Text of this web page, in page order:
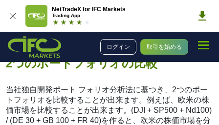
NetTradeX for IFC Markets
Trading App
ログイン 取引を始める
取引 合併商品の使用に関する応用教材 2つのポートフォリオの比較
2つのポートフォリオの比較
当社独自開発ポート フォリオ分析法に基つき、2つのポー
トフォリオを比較することが出来ます。例えば、欧米の株
価市場を比較することが出来ます。(DJI + SP500 + Nd100)
/ (DE 30 + GB 100 + FR 40)を作ると、欧米の株価市場を分